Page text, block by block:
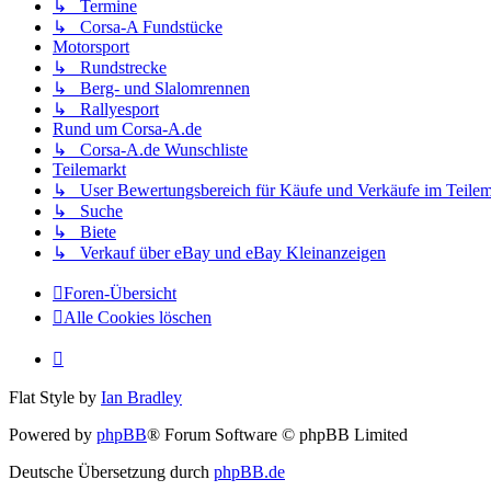
↳ Termine
↳ Corsa-A Fundstücke
Motorsport
↳ Rundstrecke
↳ Berg- und Slalomrennen
↳ Rallyesport
Rund um Corsa-A.de
↳ Corsa-A.de Wunschliste
Teilemarkt
↳ User Bewertungsbereich für Käufe und Verkäufe im
↳ Suche
↳ Biete
↳ Verkauf über eBay und eBay Kleinanzeigen
Foren-Übersicht
Alle Cookies löschen
Flat Style by Ian Bradley
Powered by phpBB® Forum Software © phpBB Limited
Deutsche Übersetzung durch phpBB.de